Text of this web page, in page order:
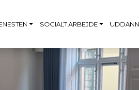
SOCIALT ARBEJDE